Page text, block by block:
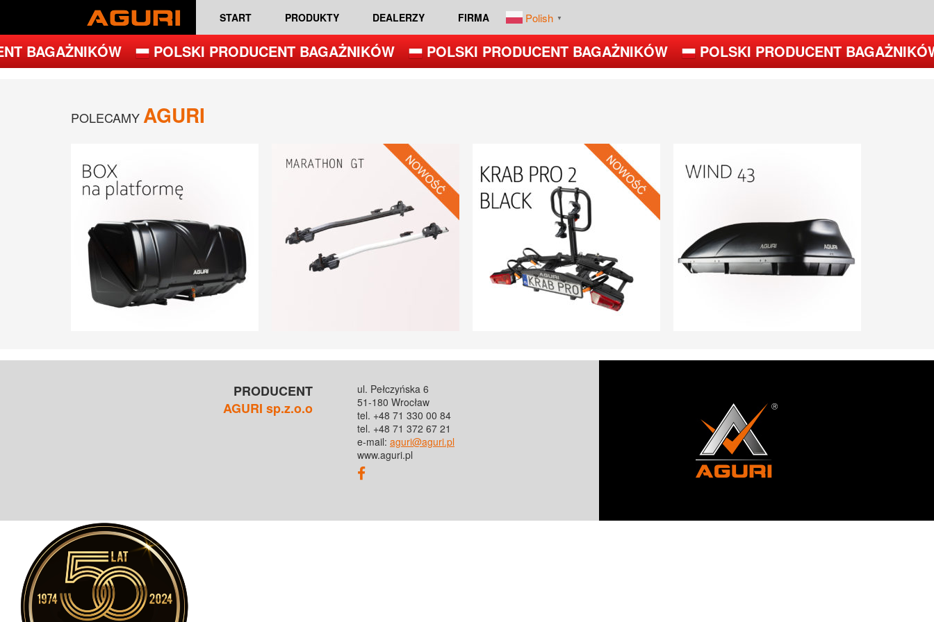
START PRODUKTY DEALERZY FIRMA Polish ▼
BAGAŻNIKÓW POLSKI PRODUCENT BAGAŻNIKÓW POLSKI PRODUCENT BAGAŻNIKÓW POLSKI PRODUCENT
POLECAMYAGURI
PRODUCENT
AGURI sp.z.o.o
ul. Pełczyńska 6
51-180 Wrocław
tel. +48 71 330 00 84
tel. +48 71 372 67 21
e-mail: aguri@aguri.pl
www.aguri.pl
